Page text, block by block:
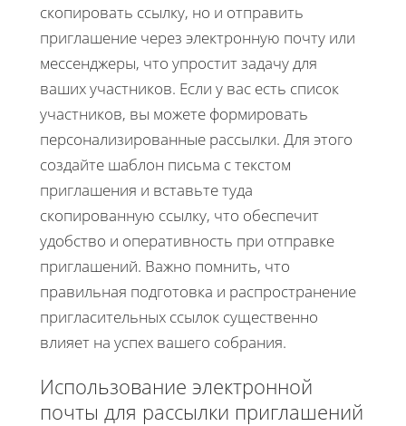
скопировать ссылку, но и отправить
приглашение через электронную почту или
мессенджеры, что упростит задачу для
ваших участников. Если у вас есть список
участников, вы можете формировать
персонализированные рассылки. Для этого
создайте шаблон письма с текстом
приглашения и вставьте туда
скопированную ссылку, что обеспечит
удобство и оперативность при отправке
приглашений. Важно помнить, что
правильная подготовка и распространение
пригласительных ссылок существенно
влияет на успех вашего собрания.
Использование электронной
почты для рассылки приглашений